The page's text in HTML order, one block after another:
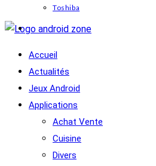
Toshiba
Accueil
Actualités
Jeux Android
Applications
Achat Vente
Cuisine
Divers